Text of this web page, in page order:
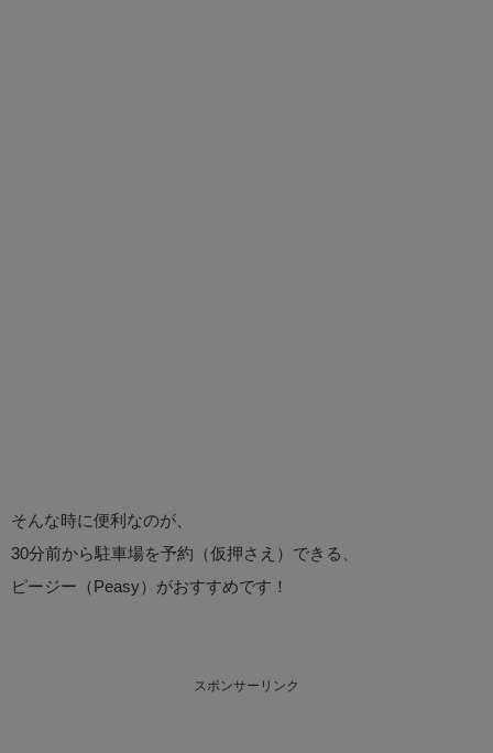
そんな時に便利なのが、
30分前から駐車場を予約（仮押さえ）できる、
ピージー（Peasy）がおすすめです！
スポンサーリンク